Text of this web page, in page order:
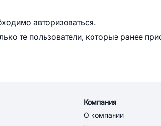
авторизоваться.
те пользователи, которые ранее
Компания
О компании